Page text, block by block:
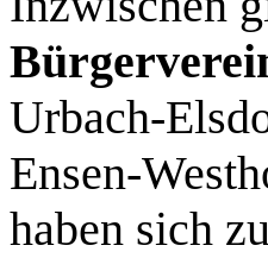
Urbach-
Ensen-
haben sich